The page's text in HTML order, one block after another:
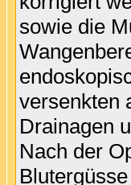
sowie die
versenkten
Drainagen
Nach der